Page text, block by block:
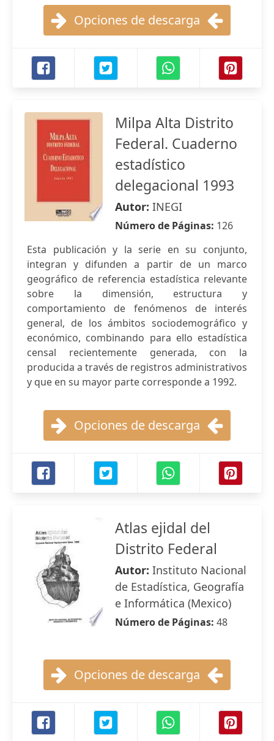
Opciones de descarga
Milpa Alta Distrito
Federal. Cuaderno
estadístico
delegacional 1993
Autor: INEGI
Número de Páginas: 126
Esta publicación y la serie en su conjunto,
integran y difunden a partir de un marco
geográfico de referencia estadística relevante
sobre la dimensión, estructura y
comportamiento de fenómenos de interés
general, de los ámbitos sociodemográfico y
económico, combinando para ello estadística
censal recientemente generada, con la
producida a través de registros administrativos
y que en su mayor parte corresponde a 1992.
Opciones de descarga
Atlas ejidal del
Distrito Federal
Autor: Instituto Nacional
de Estadística, Geografía
e Informática (Mexico)
Número de Páginas: 48
Opciones de descarga